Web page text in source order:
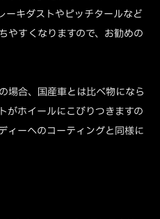
ーキダストやピッチタールなど
やすくなりますので、お勧めの
場合、国産車とは比べ物になら
がホイールにこびりつきますの
ィーへのコーティングと同様に